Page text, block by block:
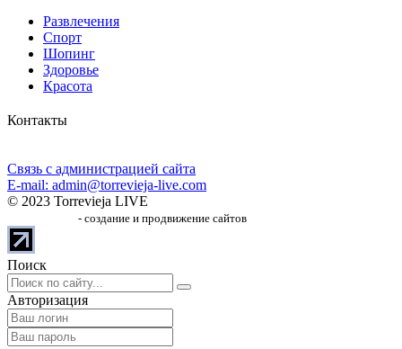
Развлечения
Спорт
Шопинг
Здоровье
Красота
Контакты
Связь с администрацией сайта
E-mail: admin@torrevieja-live.com
© 2023 Torrevieja LIVE
- создание и продвижение сайтов
Поиск
Авторизация